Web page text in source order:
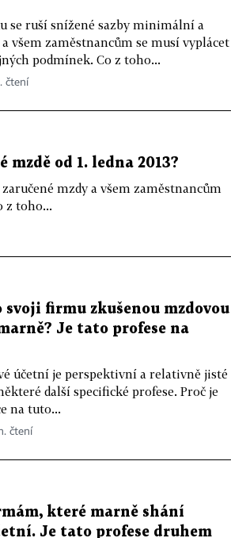
se ruší snížené sazby minimální a
všem zaměstnancům se musí vyplácet
podmínek. Co z toho...
čtení
od 1. ledna 2013?
mzdy a všem zaměstnancům
z toho...
svoji firmu zkušenou mzdovou
Je tato profese na
účetní je perspektivní a relativně jisté
další specifické profese. Proč je
na tuto...
čtení
které marně shání
Je tato profese druhem